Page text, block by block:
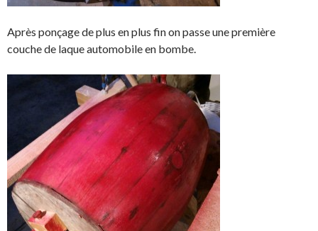
Après ponçage de plus en plus fin on passe une première
couche de laque automobile en bombe.